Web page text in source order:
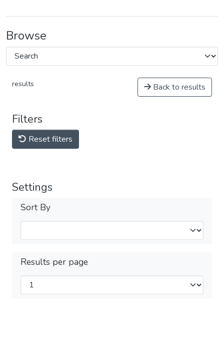
Browse
results Back to results
Filters
Reset filters
Settings
Sort By
Results per page